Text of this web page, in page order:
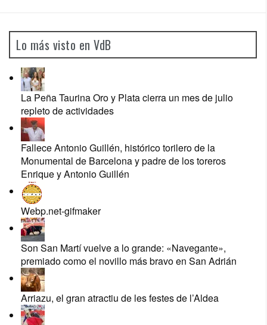
Lo más visto en VdB
La Peña Taurina Oro y Plata cierra un mes de julio
repleto de actividades
Fallece Antonio Guillén, histórico torilero de la
Monumental de Barcelona y padre de los toreros
Enrique y Antonio Guillén
Webp.net-gifmaker
Son San Martí vuelve a lo grande: «Navegante»,
premiado como el novillo más bravo en San Adrián
Arriazu, el gran atractiu de les festes de l’Aldea